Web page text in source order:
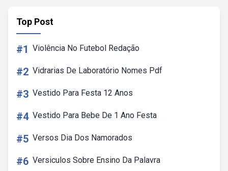
Top Post
#1 Violência No Futebol Redação
#2 Vidrarias De Laboratório Nomes Pdf
#3 Vestido Para Festa 12 Anos
#4 Vestido Para Bebe De 1 Ano Festa
#5 Versos Dia Dos Namorados
#6 Versiculos Sobre Ensino Da Palavra